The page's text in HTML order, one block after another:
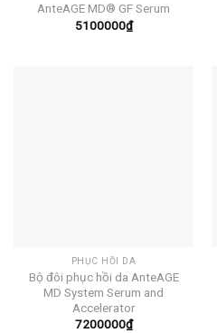
AnteAGE MD® GF Serum
5100000₫
PHỤC HỒI DA
Bộ đôi phục hồi da AnteAGE
MD System Serum and
Accelerator
7200000₫